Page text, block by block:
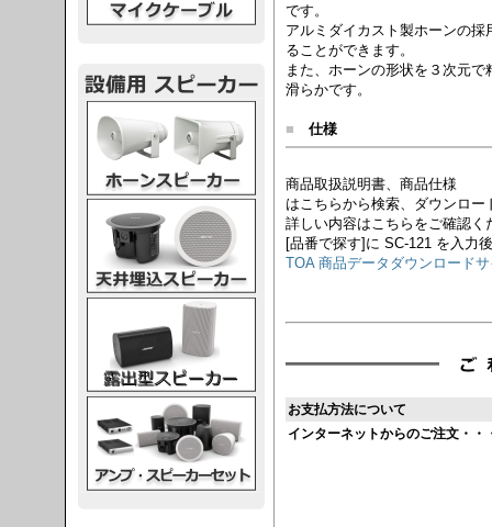
です。
アルミダイカスト製ホーンの
ることができます。
また、ホーンの形状を３次元
滑らかです。
■ 仕様
商品取扱説明書、商品仕様
はこちらから検索、ダウンロー
詳しい内容はこちらをご確認く
[品番で探す]に SC-121 を入力
TOA 商品データダウンロード
お支払方法について
インターネットからのご注文・・